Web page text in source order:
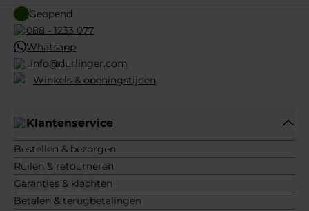
Geopend
088 - 1233 077
Whatsapp
info@durlinger.com
Winkels & openingstijden
Klantenservice
Bestellen & bezorgen
Ruilen & retourneren
Garanties & klachten
Betalen & terugbetalingen